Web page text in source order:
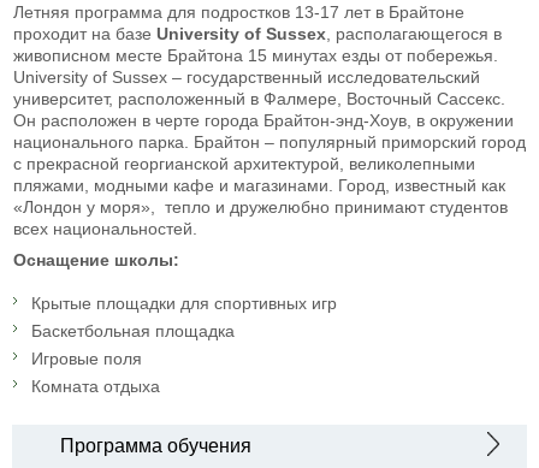
Летняя программа для подростков 13-17 лет в Брайтоне
проходит на базе University of Sussex , располагающегося в
живописном месте Брайтона 15 минутах езды от побережья.
University of Sussex – государственный исследовательский
университет, расположенный в Фалмере, Восточный Сассекс.
Он расположен в черте города Брайтон-энд-Хоув, в окружении
национального парка. Брайтон – популярный приморский город
с прекрасной георгианской архитектурой, великолепными
пляжами, модными кафе и магазинами. Город, известный как
«Лондон у моря», тепло и дружелюбно принимают студентов
всех национальностей.
Оснащение школы:
Крытые площадки для спортивных игр
Баскетбольная площадка
Игровые поля
Комната отдыха
Программа обучения